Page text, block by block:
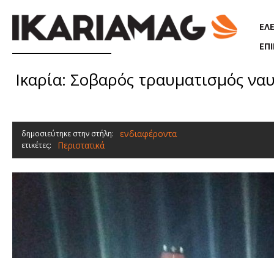
Ικαρία: Σοβαρός τραυματισμός
δημοσιεύτηκε στην στήλη: ενδιαφέροντα
ετικέτες: Περιστατικά